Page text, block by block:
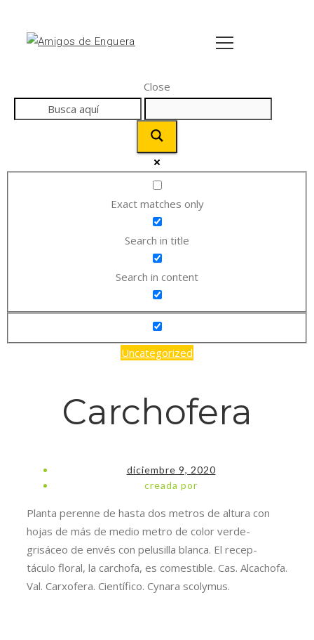
Close
Exact matches only
Search in title
Search in content
Uncategorized
Carchofera
diciembre 9, 2020
creada por
Planta perenne de hasta dos metros de altura con
hojas de más de medio metro de color verde-
grisáceo de envés con pelusilla blanca. El recep-
táculo floral, la carchofa, es comestible. Cas. Alcachofa.
Val. Carxofera. Científico. Cynara scolymus.